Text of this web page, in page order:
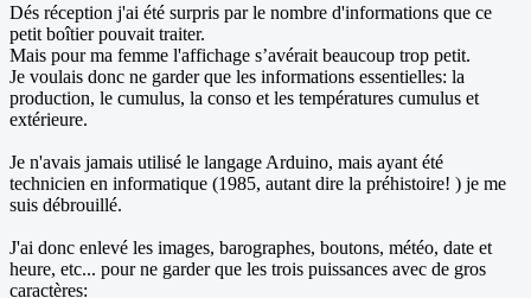
Dés réception j'ai été surpris par le nombre d'informations que ce
petit boîtier pouvait traiter.
Mais pour ma femme l'affichage s’avérait beaucoup trop petit.
Je voulais donc ne garder que les informations essentielles: la
production, le cumulus, la conso et les températures cumulus et
extérieure.
Je n'avais jamais utilisé le langage Arduino, mais ayant été
technicien en informatique (1985, autant dire la préhistoire! ) je me
suis débrouillé.
J'ai donc enlevé les images, barographes, boutons, météo, date et
heure, etc... pour ne garder que les trois puissances avec de gros
caractères: